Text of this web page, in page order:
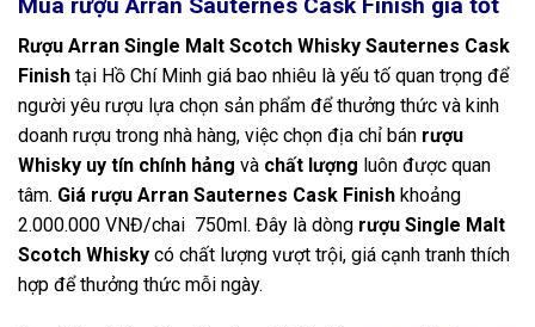
Rượu Arran Single Malt Scotch Whisky Sauternes Cask
Finish tại Hồ Chí Minh giá bao nhiêu là yếu tố quan trọng để
người yêu rượu lựa chọn sản phẩm để thưởng thức và kinh
doanh rượu trong nhà hàng, việc chọn địa chỉ bán rượu
Whisky uy tín chính hảng và chất lượng luôn được quan
tâm. Giá rượu Arran Sauternes Cask Finish khoảng
2.000.000 VNĐ/chai 750ml. Đây là dòng rượu Single Malt
Scotch Whisky có chất lượng vượt trội, giá cạnh tranh thích
hợp để thưởng thức mỗi ngày.